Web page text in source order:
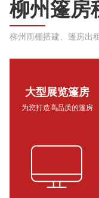
柳州篷房
柳州雨棚搭建、篷房出
大型展览篷房
为您打造高品质的篷房